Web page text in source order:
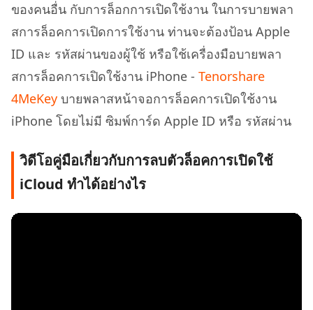
ของคนอื่น กับการล็อกการเปิดใช้งาน ในการบายพลา
สการล็อคการเปิดการใช้งาน ท่านจะต้องป้อน Apple
ID และ รหัสผ่านของผู้ใช้ หรือใช้เครื่องมือบายพลา
สการล็อคการเปิดใช้งาน iPhone - Tenorshare
4MeKey บายพลาสหน้าจอการล็อคการเปิดใช้งาน
iPhone โดยไม่มี ซิมพ์การ์ด Apple ID หรือ รหัสผ่าน
วิดีโอคู่มือเกี่ยวกับการลบตัวล็อคการเปิดใช้
iCloud ทำได้อย่างไร